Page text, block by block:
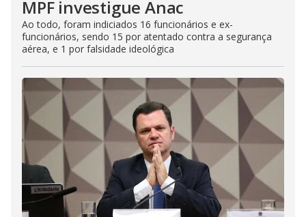
MPF investigue Anac
Ao todo, foram indiciados 16 funcionários e ex-
funcionários, sendo 15 por atentado contra a segurança
aérea, e 1 por falsidade ideológica